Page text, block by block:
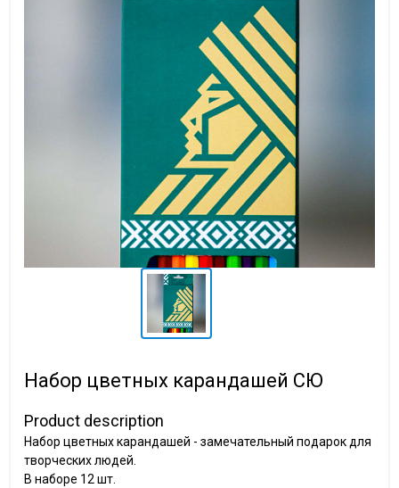
Набор цветных карандашей СЮ
Product description
Набор цветных карандашей - замечательный подарок для
творческих людей.
В наборе 12 шт.